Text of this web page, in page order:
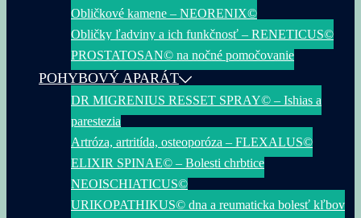
Obličkové kamene – NEORENIX©
Obličky ľadviny a ich funkčnosť – RENETICUS©
PROSTATOSAN© na nočné pomočovanie
POHYBOVÝ APARÁT
DR MIGRENIUS RESSET SPRAY© – Ishias a
parestezia
Artróza, artritída, osteoporóza – FLEXALUS©
ELIXIR SPINAE© – Bolesti chrbtice
NEOISCHIATICUS©
URIKOPATHIKUS© dna a reumaticka bolesť kľbov